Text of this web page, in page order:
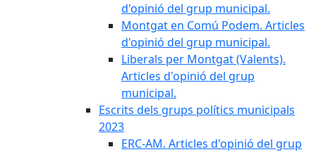
d'opinió del grup municipal.
Montgat en Comú Podem. Articles
d'opinió del grup municipal.
Liberals per Montgat (Valents).
Articles d'opinió del grup
municipal.
Escrits dels grups polítics municipals
2023
ERC-AM. Articles d'opinió del grup